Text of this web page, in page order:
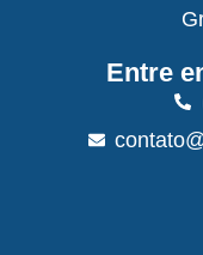
Entre